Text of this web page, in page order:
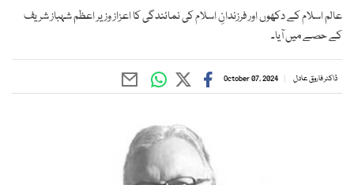
عالم اسلام کے دکھوں اور فرزندانِ اسلام کی نمائندگی کا اعزاز وزیر اعظم شہباز شریف
کے حصے میں آیا۔
ڈاکٹر فاروق عادل October 07, 2024